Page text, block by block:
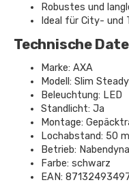
Robustes und
Ideal für City- und
Technische
Marke: AXA
Modell: Slim Steady
Beleuchtung: LED
Standlicht: Ja
Montage:
Lochabstand: 50
Betrieb:
Farbe: schwarz
EAN: